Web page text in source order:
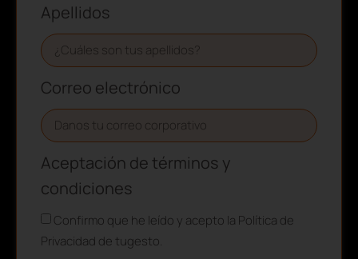
Apellidos
Correo electrónico
Aceptación de términos y
condiciones
Confirmo que he leído y acepto la Política de
Privacidad de tugesto.